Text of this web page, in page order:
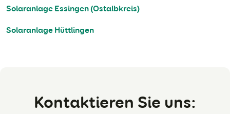
Solaranlage Essingen (Ostalbkreis)
Solaranlage Hüttlingen
Kontaktieren Sie uns: